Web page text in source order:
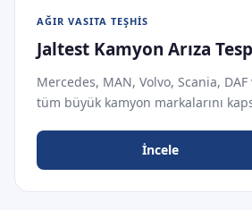
AĞIR VASITA TEŞHIS
Jaltest Kamyon Arıza
Mercedes, MAN, Volvo, Scania,
tüm büyük kamyon markalarını
İncele